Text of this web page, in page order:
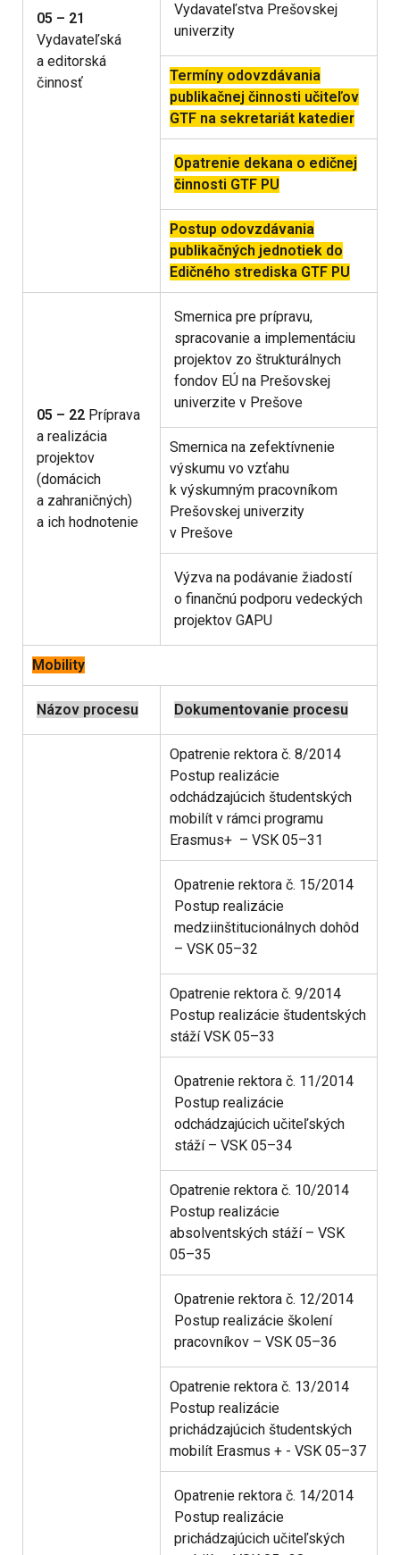
05 – 21
Vydavateľská
a editorská
činnosť
Vydavateľstva Prešovskej
univerzity
Termíny odovzdávania
publikačnej činnosti učiteľov
GTF na sekretariát katedier
Opatrenie dekana o edičnej
činnosti GTF PU
Postup odovzdávania
publikačných jednotiek do
Edičného strediska GTF PU
05 – 22 Príprava
a realizácia
projektov
(domácich
a zahraničných)
a ich hodnotenie
Smernica pre prípravu,
spracovanie a implementáciu
projektov zo štrukturálnych
fondov EÚ na Prešovskej
univerzite v Prešove
Smernica na zefektívnenie
výskumu vo vzťahu
k výskumným pracovníkom
Prešovskej univerzity
v Prešove
Výzva na podávanie žiadostí
o finančnú podporu vedeckých
projektov GAPU
Mobility
Názov procesu Dokumentovanie procesu
Opatrenie rektora č. 8/2014
Postup realizácie
odchádzajúcich študentských
mobilít v rámci programu
Erasmus+ – VSK 05–31
Opatrenie rektora č. 15/2014
Postup realizácie
medziinštitucionálnych dohôd
– VSK 05–32
Opatrenie rektora č. 9/2014
Postup realizácie študentských
stáží VSK 05–33
Opatrenie rektora č. 11/2014
Postup realizácie
odchádzajúcich učiteľských
stáží – VSK 05–34
Opatrenie rektora č. 10/2014
Postup realizácie
absolventských stáží – VSK
05–35
Opatrenie rektora č. 12/2014
Postup realizácie školení
pracovníkov – VSK 05–36
Opatrenie rektora č. 13/2014
Postup realizácie
prichádzajúcich študentských
mobilít Erasmus + - VSK 05–37
Opatrenie rektora č. 14/2014
Postup realizácie
prichádzajúcich učiteľských